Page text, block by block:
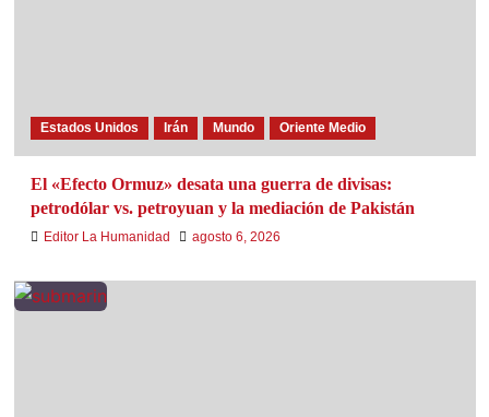
Estados Unidos Irán Mundo Oriente Medio
El «Efecto Ormuz» desata una guerra de divisas:
petrodólar vs. petroyuan y la mediación de Pakistán
Editor La Humanidad agosto 6, 2026